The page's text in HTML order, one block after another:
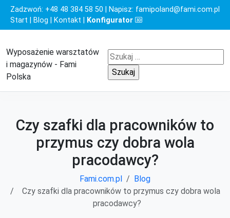
Zadzwoń: +48 48 384 58 50 | Napisz: famipoland@fami.com.pl
Start
Blog Kontakt Konfigurator
Wyposażenie warsztatów
i magazynów - Fami
Polska
Szukaj:
Czy szafki dla pracowników to
przymus czy dobra wola
pracodawcy?
Fami.com.pl
Blog
Czy szafki dla pracowników to przymus czy dobra wola
pracodawcy?